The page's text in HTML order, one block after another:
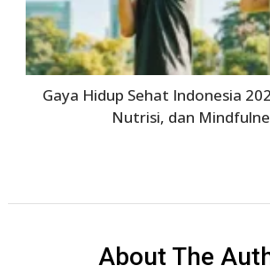
Gaya Hidup Sehat Indonesia
Nutrisi, dan
About The